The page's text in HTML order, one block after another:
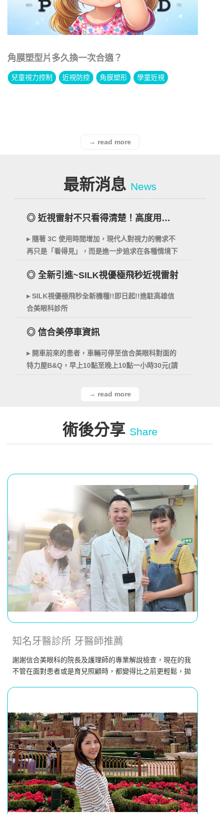
角膜塑型片多久換一次合適？
兒童視力控制 近視防控 角膜塑形 學童近視
→ read more
最新消息 News
◎ 近視雷射不只看得清楚！高度用眼
族更在意「視覺品質」
▸ 隨著 3C 使用時間增加，現代人對視力的需求不
再只是「看得見」，而是進一步追求在各種情境下
視雷射手術的族群而言，夜間視力表現、眩光與光
◎ 全新引進~SILK視優極飛秒近視雷射
▸ SILK視優極飛秒全新機種!!即日起!!進駐高雄信
合美眼科診所
◎ 信合美停車資訊
▸ 開車前來的患者，車輛可停至信合美眼科對面的
特力屋B&Q，早上10點至晚上10點一小時30元(請
→ read more
術後分享 Share
知名牙醫診所 牙醫師推薦
謝謝信合美眼科的院長及護理師的專業解說檢查，現在的我
不管在面對患者或是育兒照顧時，都變得比之前更輕鬆，拋